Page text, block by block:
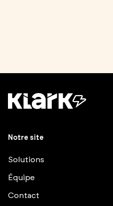
Notre site
Solutions
Équipe
Contact